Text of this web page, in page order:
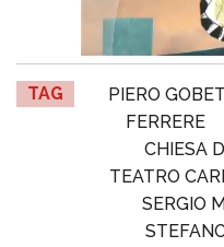
TAG PIERO
FERRERE
CHIESA
TEATRO
SERGIO